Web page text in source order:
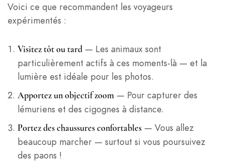
Voici ce que recommandent les voyageurs
expérimentés :
Visitez tôt ou tard— Les animaux sont
particulièrement actifs à ces moments-là — et la
lumière est idéale pour les photos.
Apportez un objectif zoom— Pour capturer des
lémuriens et des cigognes à distance.
Portez des chaussures confortables— Vous allez
beaucoup marcher — surtout si vous poursuivez
des paons !